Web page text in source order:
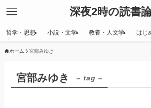
深夜2時の読書
哲学・思想 小説・文学 教養・人文学 はじ
ホーム 宮部みゆき
宮部みゆき – tag –